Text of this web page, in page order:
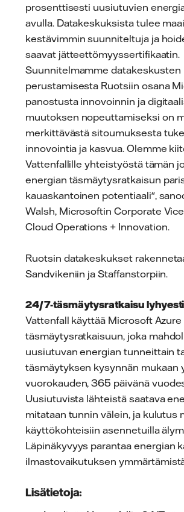
prosenttisesti uusiutuvien
avulla. Datakeskuksista tulee
kestävimmin suunniteltuja ja
saavat jätteettömyyssertifikaatin.
Suunnitelmamme datakeskusten
perustamisesta Ruotsiin osana
panostusta innovoinnin ja
muutoksen nopeuttamiseksi on
merkittävästä sitoumuksesta
innovointia ja kasvua. Olemme
Vattenfallille yhteistyöstä tämän
energian täsmäytysratkaisun
kauaskantoinen potentiaali",
Walsh, Microsoftin Corporate
Cloud Operations + Innovation.
Ruotsin datakeskukset
Sandvikeniin ja Staffanstorpiin.
24/7-täsmäytysratkaisu
Vattenfall käyttää Microsoft Azure
täsmäytysratkaisuun, joka
uusiutuvan energian tunneittain
täsmäytyksen kysynnän mukaan
vuorokauden, 365 päivänä
Uusiutuvista lähteistä saatava
mitataan tunnin välein, ja kulutus
käyttökohteisiin asennetuilla
Läpinäkyvyys parantaa energian
ilmastovaikutuksen
Lisätietoja: